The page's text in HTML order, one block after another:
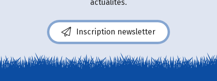
actualités.
Inscription newsletter